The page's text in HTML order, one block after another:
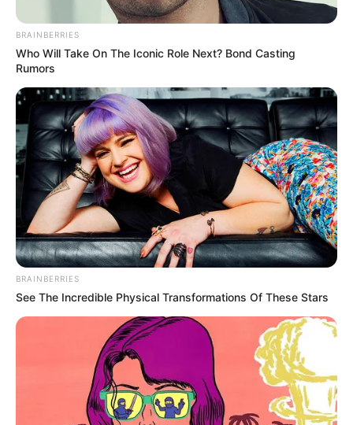
BRAINBERRIES
Who Will Take On The Iconic Role Next? Bond Casting
Rumors
BRAINBERRIES
See The Incredible Physical Transformations Of These Stars